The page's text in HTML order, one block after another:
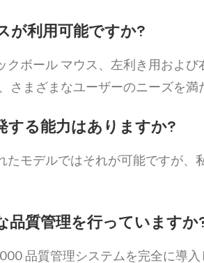
が利用可能ですか?
ボール マウス、左利き用およ
まざまなユーザーのニーズを満
する能力はありますか?
モデルではそれが可能ですが
質管理を行っていますか
品質管理システムを完全に導